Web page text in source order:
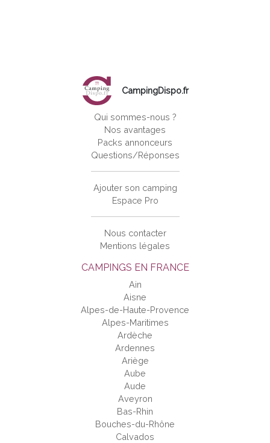
CAMPINGS EN FRANCE
Ain
Aisne
Alpes-de-Haute-Provence
Alpes-Maritimes
Ardèche
Ardennes
Ariège
Aube
Aude
Aveyron
Bas-Rhin
Bouches-du-Rhône
Calvados
CampingDispo.fr
Qui sommes-nous ?
Nos avantages
Packs annonceurs
Questions/Réponses
Ajouter son camping
Espace Pro
Nous contacter
Mentions légales